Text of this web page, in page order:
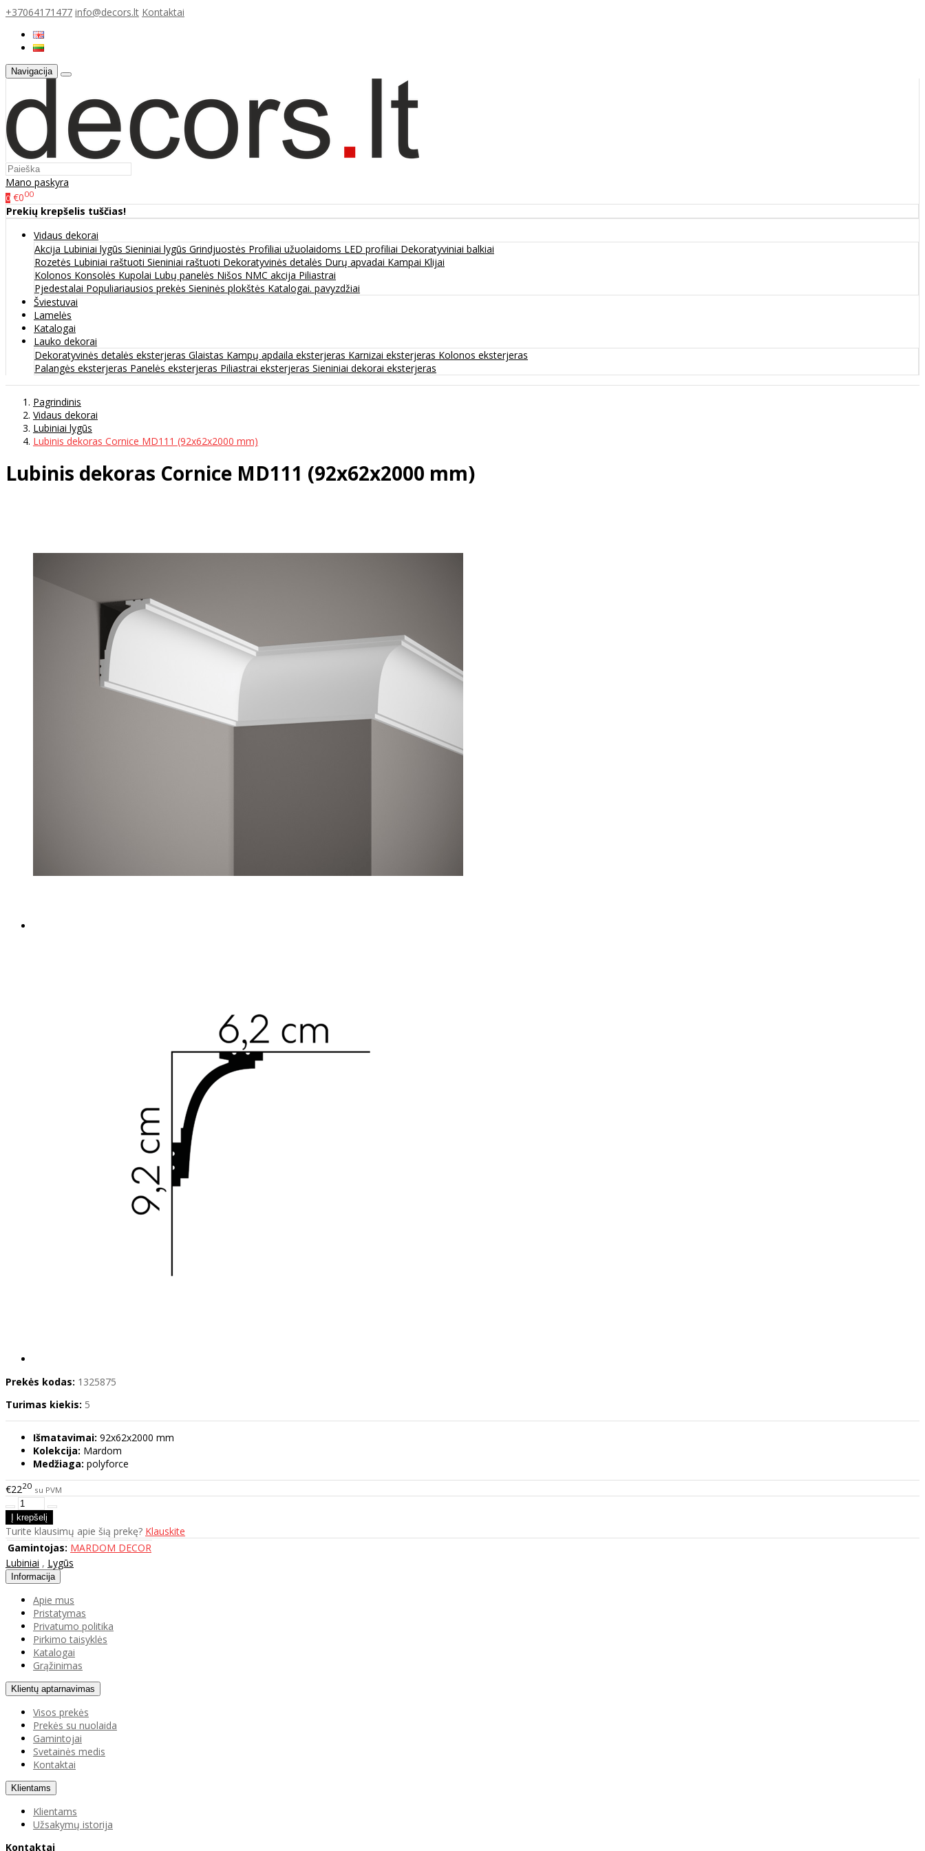
+37064171477 info@decors.lt Kontaktai
Navigacija
Mano paskyra
0 €000
Prekių krepšelis tuščias!
Vidaus dekorai
Akcija Lubiniai lygūs Sieniniai lygūs Grindjuostės Profiliai užuolaidoms LED profiliai Dekoratyviniai balkiai
Rozetės Lubiniai raštuoti Sieniniai raštuoti Dekoratyvinės detalės Durų apvadai Kampai Klijai
Kolonos Konsolės Kupolai Lubų panelės Nišos NMC akcija Piliastrai
Pjedestalai Populiariausios prekės Sieninės plokštės Katalogai. pavyzdžiai
Šviestuvai
Lamelės
Katalogai
Lauko dekorai
Dekoratyvinės detalės eksterjeras Glaistas Kampų apdaila eksterjeras Karnizai eksterjeras Kolonos eksterjeras
Palangės eksterjeras Panelės eksterjeras Piliastrai eksterjeras Sieniniai dekorai eksterjeras
Pagrindinis
Vidaus dekorai
Lubiniai lygūs
Lubinis dekoras Cornice MD111 (92x62x2000 mm)
Lubinis dekoras Cornice MD111 (92x62x2000 mm)
Prekės kodas: 1325875
Turimas kiekis: 5
Išmatavimai: 92x62x2000 mm
Kolekcija: Mardom
Medžiaga: polyforce
€2220 su PVM
Turite klausimų apie šią prekę? Klauskite
Gamintojas: MARDOM DECOR
Lubiniai , Lygūs
Informacija
Apie mus
Pristatymas
Privatumo politika
Pirkimo taisyklės
Katalogai
Grąžinimas
Klientų aptarnavimas
Visos prekės
Prekės su nuolaida
Gamintojai
Svetainės medis
Kontaktai
Klientams
Klientams
Užsakymų istorija
Kontaktai